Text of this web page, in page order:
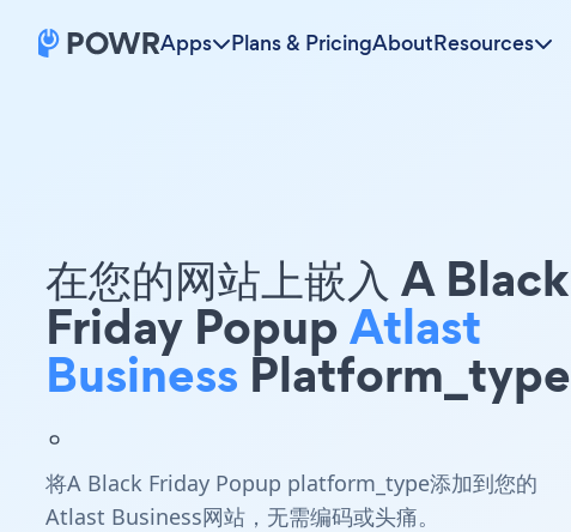
Apps Plans & PricingAboutResources
在您的网站上嵌入 A Black
Friday PopupAtlast
Business Platform_type
。
将A Black Friday Popup platform_type添加到您的
Atlast Business网站，无需编码或头痛。